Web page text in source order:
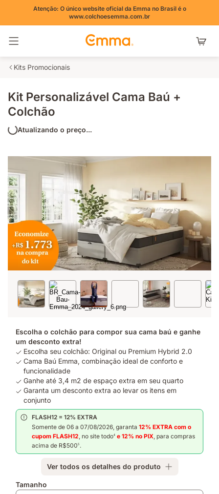
Atenção: O único website oficial da Emma no Brasil é o
www.colchoesemma.com.br
Kits Promocionais
Kit Personalizável Cama Baú +
Colchão
Atualizando o preço...
Escolha o colchão para compor sua cama baú e ganhe
um desconto extra!
Escolha seu colchão: Original ou Premium Hybrid 2.0
Cama Baú Emma, combinação ideal de conforto e
funcionalidade
Ganhe até 3,4 m2 de espaço extra em seu quarto
Garanta um desconto extra ao levar os itens em
conjunto
FLASH12 = 12% EXTRA
Somente de 06 a 07/08/2026, garanta 12% EXTRA com o
cupom FLASH12, no site todo4 e 12% no PIX, para compras
acima de R$5005.
Ver todos os detalhes do produto
Complementos
Tamanho